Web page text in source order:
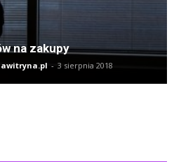
na zakupy
- 3 sierpnia 2018